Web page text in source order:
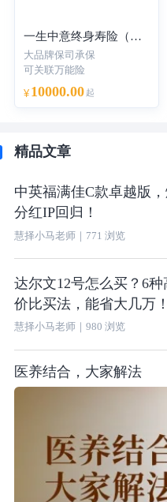
一生中意终身寿险（分红型）-年交
大品牌保司承保
可关联万能险
¥ 10000.00 起
精品文章
中英福满佳C款卓越版
分红IP回归！
慧择小马老师｜ 771 浏览
达尔文12号怎么买？6种
价比买法，能省大几万！
慧择小马老师｜ 980 浏览
医养结合，大家解法